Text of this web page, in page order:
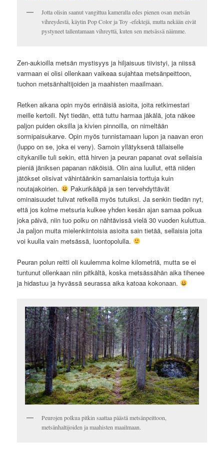
Jotta olisin saanut vangittua kameralla edes pienen osan metsän
vihreydestä, käytin Pop Color ja Toy -efektejä, mutta nekään eivät
pystyneet tallentamaan vihreyttä, kuten sen metsässä näimme.
Zen-aukioilla metsän mystisyys ja hiljaisuus tiivistyi, ja niissä
varmaan ei olisi ollenkaan vaikeaa sujahtaa metsänpeittoon,
tuohon metsänhaltijoiden ja maahisten maailmaan.
Retken aikana opin myös erinäisiä asioita, joita retkimestari
meille kertoili. Nyt tiedän, että tuttu harmaa jäkälä, jota näkee
paljon puiden oksilla ja kivien pinnoilla, on nimeltään
sormipaisukarve. Opin myös tunnistamaan lupon ja naavan eron
(luppo on se, joka ei veny). Samoin yllätyksenä tällaiselle
citykanille tuli sekin, että hirven ja peuran papanat ovat sellaisia
pieniä jäniksen papanan näköisiä. Olin aina luullut, että niiden
jätökset olisivat vähintäänkin samanlaisia torttuja kuin
noutajakoirien.
Pakurikääpä ja sen tervehdyttävät
ominaisuudet tulivat retkellä myös tutuiksi. Ja senkin tiedän nyt,
että jos kolme metsuria kulkee yhden kesän ajan samaa polkua
joka päivä, niin tuo polku on nähtävissä vielä 30 vuoden kuluttua.
Ja paljon muita mielenkiintoisia asioita sain tietää, sellaisia joita
voi kuulla vain metsässä, luontopolulla.
Peuran polun reitti oli kuulemma kolme kilometriä, mutta se ei
tuntunut ollenkaan niin pitkältä, koska metsässähän aika tihenee
ja hidastuu ja hyvässä seurassa aika katoaa kokonaan.
Peurojen polkua pitkin saattaa päästä metsänpeittoon,
metsänhaltijoiden ja maahisten maailmaan.